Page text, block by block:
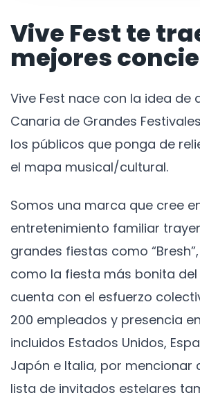
Vive Fest te
mejores
Vive Fest nace con la idea de
Canaria de Grandes
los públicos que ponga de
el mapa musical/cultural.
Somos una marca que cree
entretenimiento familiar
grandes fiestas como
como la fiesta más bonita del
cuenta con el esfuerzo
200 empleados y presencia
incluidos Estados Unidos,
Japón e Italia, por mencionar
lista de invitados estelares